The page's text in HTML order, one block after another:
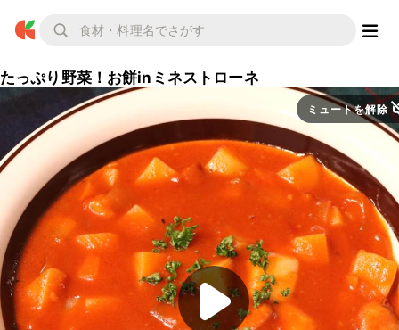
たっぷり野菜！お餅inミネストローネ
ミュートを解除